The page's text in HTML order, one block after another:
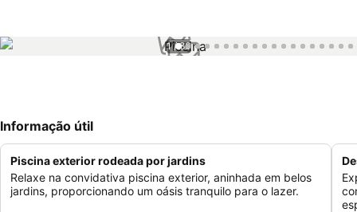
1 / 86
Informação útil
Piscina exterior rodeada por jardins
Relaxe na convidativa piscina exterior, aninhada em belos
jardins, proporcionando um oásis tranquilo para o lazer.